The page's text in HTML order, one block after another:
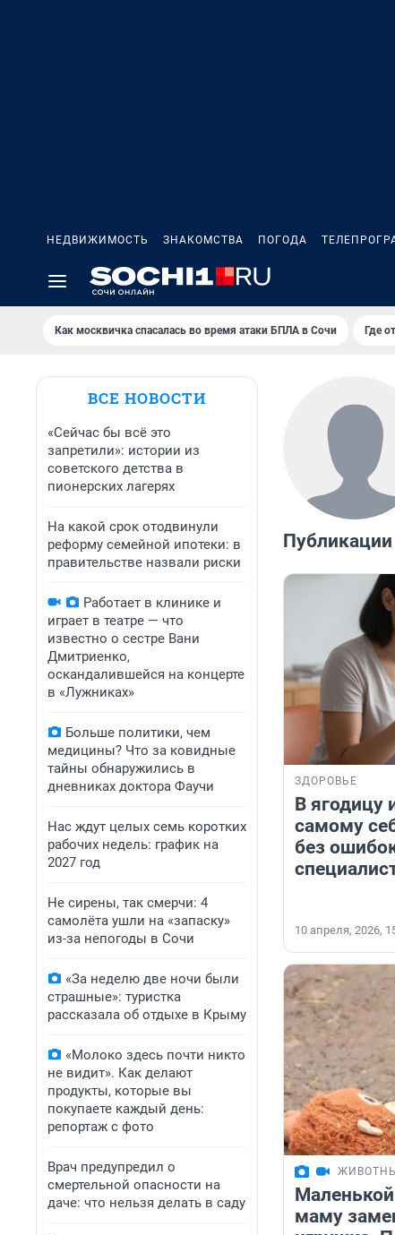
НЕДВИЖИМОСТЬ ЗНАКОМСТВА ПОГОДА
Как москвичка спасалась во время атаки БПЛА в Сочи Где
ВСЕ НОВОСТИ
«Сейчас бы всё это
запретили»: истории из
советского детства в
пионерских лагерях
На какой срок отодвинули
реформу семейной ипотеки: в
правительстве назвали риски
Работает в клинике и
играет в театре — что
известно о сестре Вани
Дмитриенко,
оскандалившейся на концерте
в «Лужниках»
Больше политики, чем
медицины? Что за ковидные
тайны обнаружились в
дневниках доктора Фаучи
Нас ждут целых семь коротких
рабочих недель: график на
2027 год
Не сирены, так смерчи: 4
самолёта ушли на «запаску»
из-за непогоды в Сочи
«За неделю две ночи были
страшные»: туристка
рассказала об отдыхе в Крыму
«Молоко здесь почти никто
не видит». Как делают
продукты, которые вы
покупаете каждый день:
репортаж с фото
Врач предупредил о
смертельной опасности на
даче: что нельзя делать в саду
Публикации
ЗДОРОВЬЕ
В ягодицу
самому
без
10 апреля, 2026,
маму